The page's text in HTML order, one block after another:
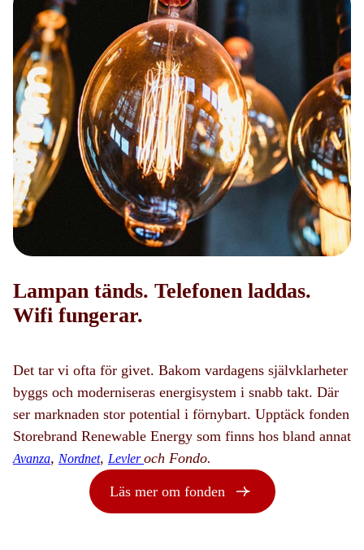
Lampan tänds. Telefonen laddas.
Wifi fungerar.
Det tar vi ofta för givet. Bakom vardagens självklarheter
byggs och moderniseras energisystem i snabb takt. Där
ser marknaden stor potential i förnybart. Upptäck fonden
Storebrand Renewable Energy som finns hos bland annat
Avanza, Nordnet, Levleroch Fondo.
Läs mer om fonden